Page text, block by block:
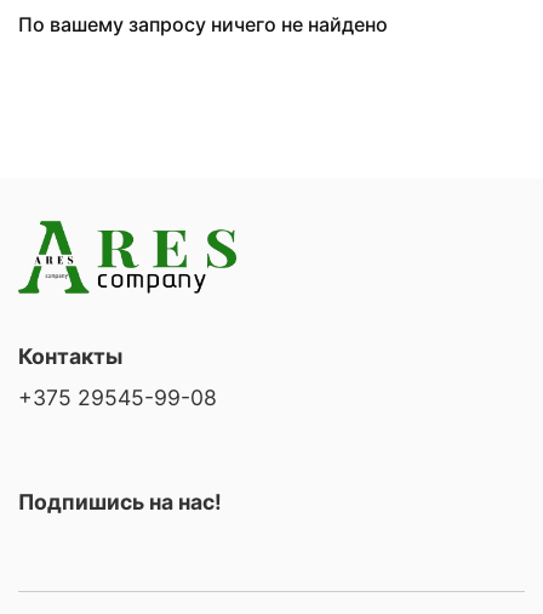
По вашему запросу ничего не найдено
Контакты
+375 29545-99-08
Подпишись на нас!